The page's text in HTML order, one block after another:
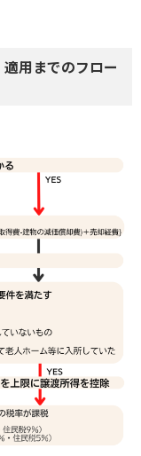
用までのフロー